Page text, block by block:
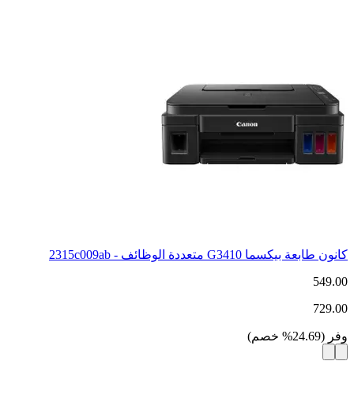
كانون طابعة بيكسما G3410 متعددة الوظائف - 2315c009ab
549.00
729.00
وفر (
24.69
% خصم)